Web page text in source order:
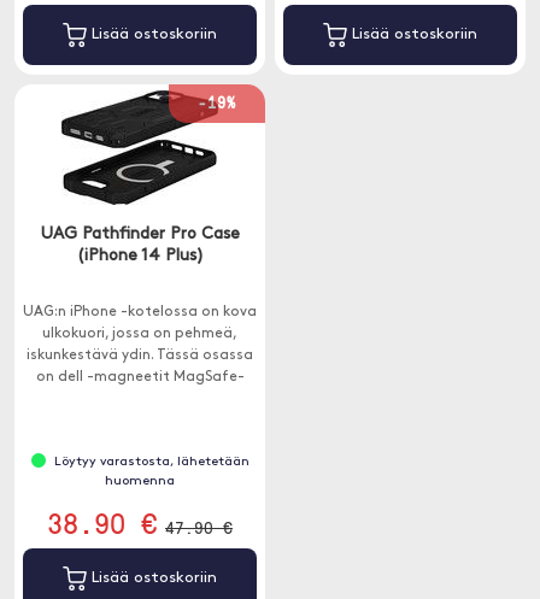
Lisää ostoskoriin Lisää ostoskoriin
-19%
UAG Pathfinder Pro Case
(iPhone 14 Plus)
UAG:n iPhone -kotelossa on kova
ulkokuori, jossa on pehmeä,
iskunkestävä ydin. Tässä osassa
on dell -magneetit MagSafe-
Löytyy varastosta, lähetetään
huomenna
38.90 € 47.90 €
Lisää ostoskoriin